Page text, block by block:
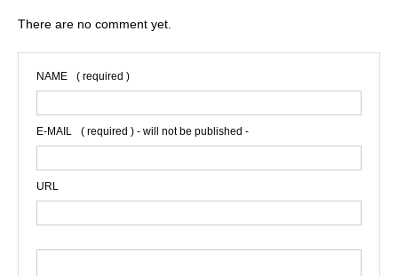
There are no comment yet.
NAME ( required )
E-MAIL ( required ) - will not be published -
URL